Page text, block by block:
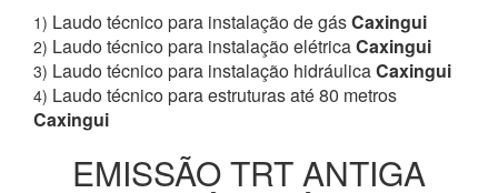
1) Laudo técnico para instalação de gásCaxingui
2) Laudo técnico para instalação elétricaCaxingui
3) Laudo técnico para instalação hidráulicaCaxingui
4) Laudo técnico para estruturas até 80 metros
Caxingui
EMISSÃO TRT ANTIGA